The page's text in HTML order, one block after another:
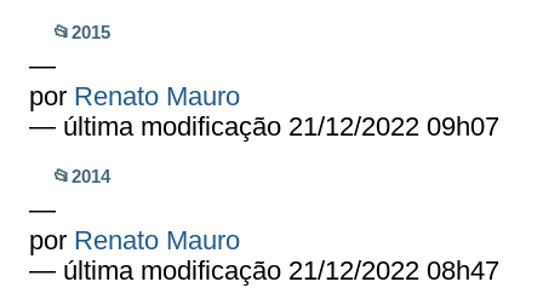
📂2015
—
por Renato Mauro
— última modificação 21/12/2022 09h07
📂2014
—
por Renato Mauro
— última modificação 21/12/2022 08h47